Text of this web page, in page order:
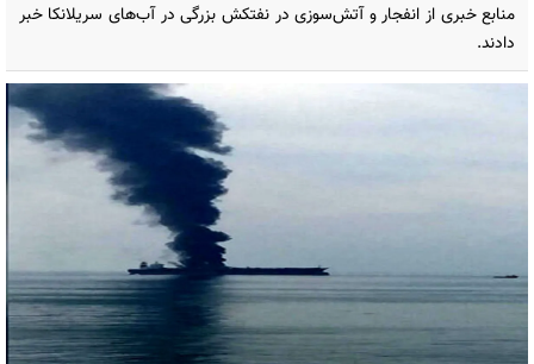
منابع خبری از انفجار و آتش‌سوزی در نفتکش بزرگی در آب‌های سریلانکا خبر
دادند.